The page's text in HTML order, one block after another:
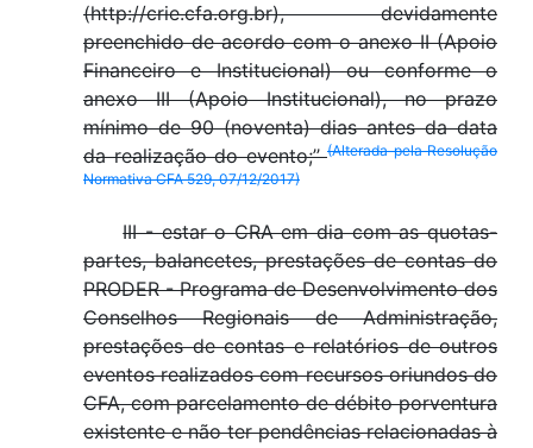
(http://crie.cfa.org.br), devidamente
preenchido de acordo com o anexo II (Apoio
Financeiro e Institucional) ou conforme o
anexo III (Apoio Institucional), no prazo
mínimo de 90 (noventa) dias antes da data
da realização do evento;’’(Alterada pela Resolução
Normativa CFA 529, 07/12/2017)
III - estar o CRA em dia com as quotas-
partes, balancetes, prestações de contas do
PRODER - Programa de Desenvolvimento dos
Conselhos Regionais de Administração,
prestações de contas e relatórios de outros
eventos realizados com recursos oriundos do
CFA, com parcelamento de débito porventura
existente e não ter pendências relacionadas à